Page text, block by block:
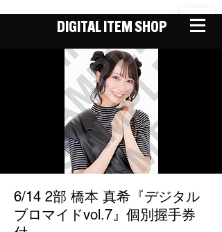
DIGITAL ITEM SHOP
6/14 2部 橋本 真希『デジタル
ブロマイドvol.7』個別握手券